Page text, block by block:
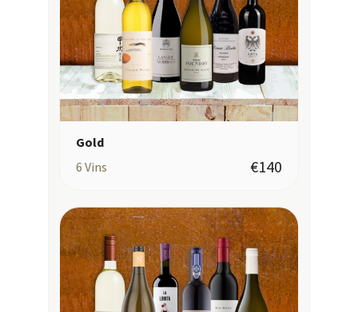
Gold
6 Vins €140